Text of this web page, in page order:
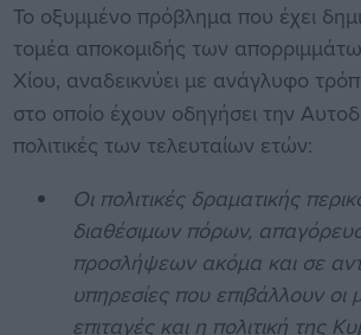
Το οξυμμένο πρόβλημα που έχει
τομέα αποκομιδής των
Χίου, αναδεικνύει με ανάγλυφο
στο οποίο έχουν οδηγήσει την
πολιτικές των τελευταίων ετών:
Οι πολιτικές δραματικής
διαθέσιμων πόρων,
προσλήψεων ακόμα και σε
υπηρεσίες που επιβάλλουν οι
επιταγές και η πολιτική της